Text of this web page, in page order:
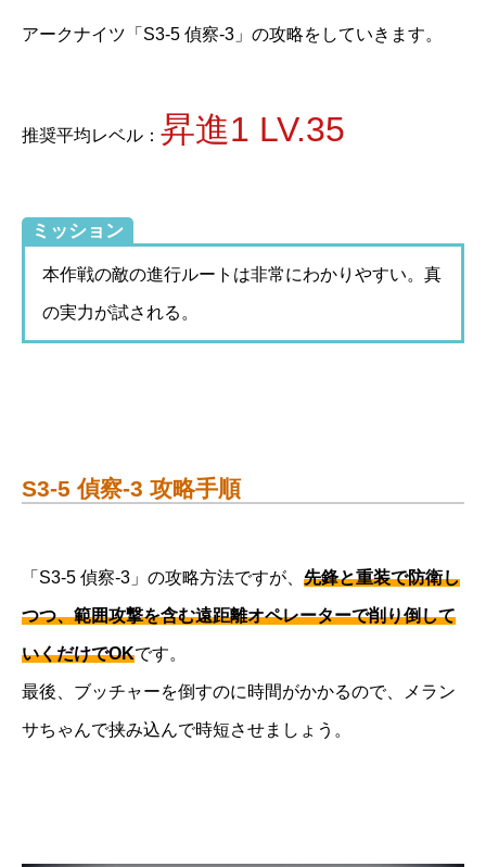
アークナイツ「S3-5 偵察-3」の攻略をしていきます。
推奨平均レベル： 昇進1 LV.35
ミッション
本作戦の敵の進行ルートは非常にわかりやすい。真
の実力が試される。
S3-5 偵察-3 攻略手順
「S3-5 偵察-3」の攻略方法ですが、 先鋒と重装で防衛し
つつ、範囲攻撃を含む遠距離オペレーターで削り倒して
いくだけでOKです。
最後、ブッチャーを倒すのに時間がかかるので、メラン
サちゃんで挟み込んで時短させましょう。